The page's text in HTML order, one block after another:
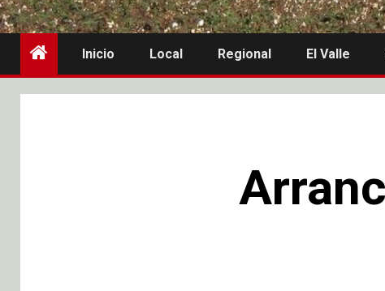
Inicio Local Regional El Valle